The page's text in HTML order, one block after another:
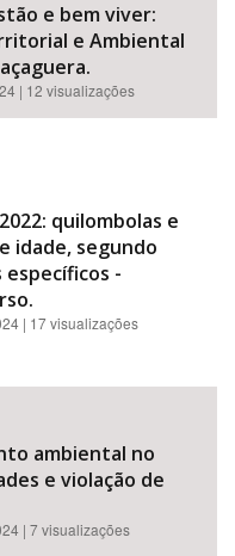
e bem viver:
e Ambiental
| 12 visualizações
quilombolas e
idade, segundo
-
| 17 visualizações
ambiental no
e violação de
| 7 visualizações